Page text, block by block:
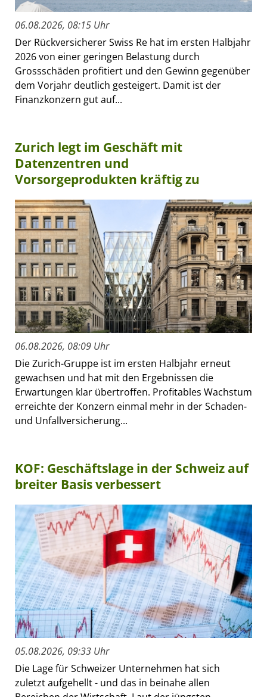
06.08.2026, 08:15 Uhr
Der Rückversicherer Swiss Re hat im ersten Halbjahr
2026 von einer geringen Belastung durch
Grossschäden profitiert und den Gewinn gegenüber
dem Vorjahr deutlich gesteigert. Damit ist der
Finanzkonzern gut auf...
Zurich legt im Geschäft mit
Datenzentren und
Vorsorgeprodukten kräftig zu
06.08.2026, 08:09 Uhr
Die Zurich-Gruppe ist im ersten Halbjahr erneut
gewachsen und hat mit den Ergebnissen die
Erwartungen klar übertroffen. Profitables Wachstum
erreichte der Konzern einmal mehr in der Schaden-
und Unfallversicherung...
KOF: Geschäftslage in der Schweiz auf
breiter Basis verbessert
05.08.2026, 09:33 Uhr
Die Lage für Schweizer Unternehmen hat sich
zuletzt aufgehellt - und das in beinahe allen